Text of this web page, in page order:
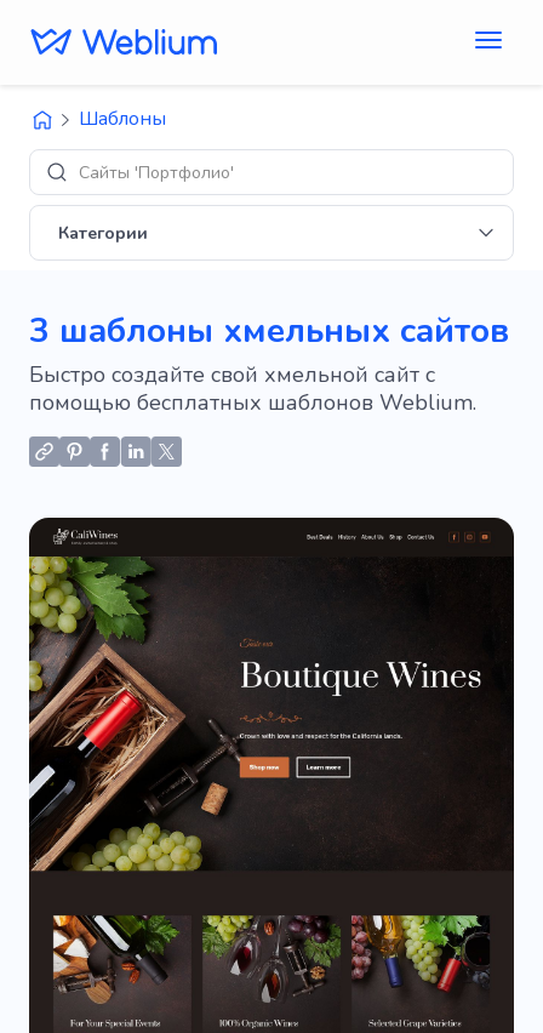
Шаблоны
Сайты 'Портфолио'
Категории
3 шаблоны хмельных сайтов
Быстро создайте свой хмельной сайт с
помощью бесплатных шаблонов Weblium.